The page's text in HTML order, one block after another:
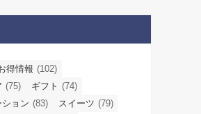
得情報 (102)
(75) ギフト (74)
ション (83) スイーツ (79)